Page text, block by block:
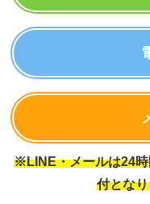
※LINE・メールは24時
付とな